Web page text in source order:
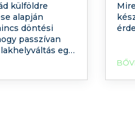
külföldre
alapján
döntési
passzívan
egy
lehet, hiszen
a